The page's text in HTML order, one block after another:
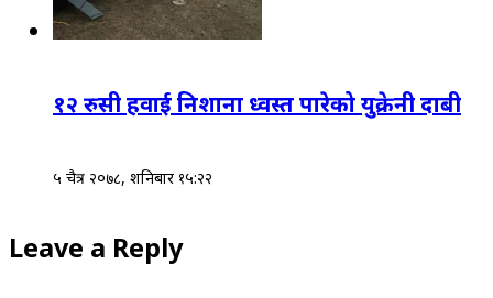
१२ रुसी हवाई निशाना ध्वस्त पारेको युक्रेनी दाबी
५ चैत्र २०७८, शनिबार १५:२२
Leave a Reply